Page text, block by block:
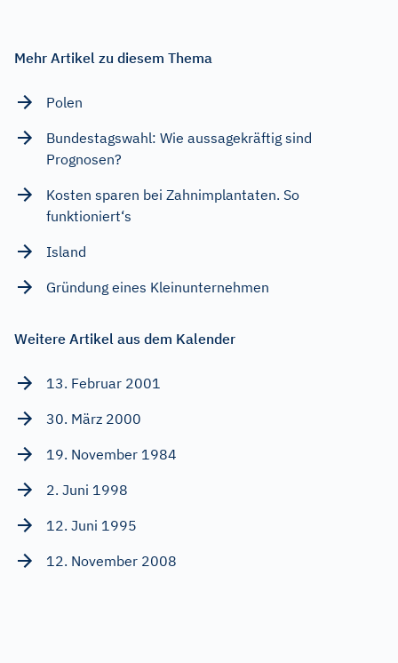
Mehr Artikel zu diesem Thema
Polen
Bundestagswahl: Wie aussagekräftig sind
Prognosen?
Kosten sparen bei Zahnimplantaten. So
funktioniert‘s
Island
Gründung eines Kleinunternehmen
Weitere Artikel aus dem Kalender
13. Februar 2001
30. März 2000
19. November 1984
2. Juni 1998
12. Juni 1995
12. November 2008